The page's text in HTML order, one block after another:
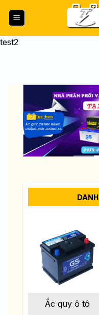
qua
dung
test2
Ắc quy ô tô